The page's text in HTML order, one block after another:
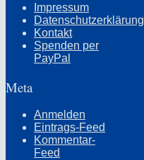
Impressum
Datenschutzerklärung
Kontakt
Spenden per
PayPal
Meta
Anmelden
Eintrags-Feed
Kommentar-
Feed